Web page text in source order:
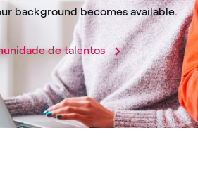
background becomes available.
de talentos